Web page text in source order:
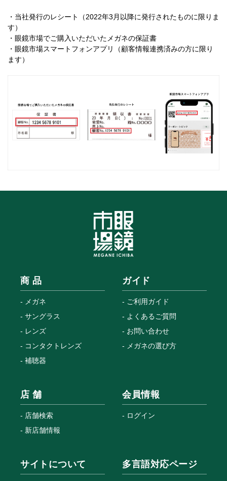
・当社発行のレシート（2022年3月以降に発行されたものに限りま
す）
・眼鏡市場でご購入いただいたメガネの保証書
・眼鏡市場スマートフォンアプリ（顧客情報連携済みの方に限り
ます）
商 品
メガネ
サングラス
レンズ
コンタクトレンズ
補聴器
ガイド
ご利用ガイド
よくあるご質問
お問い合わせ
メガネの選び方
店 舗
店舗検索
新店舗情報
会員情報
ログイン
サイトについて 多言語対応ページ